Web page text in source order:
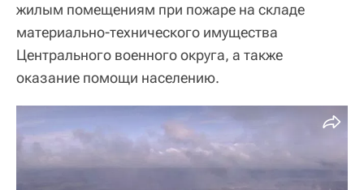
жилым помещениям при пожаре на складе
материально-технического имущества
Центрального военного округа, а также
оказание помощи населению.